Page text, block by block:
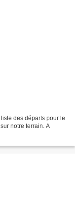
des départs pour le
notre terrain. A